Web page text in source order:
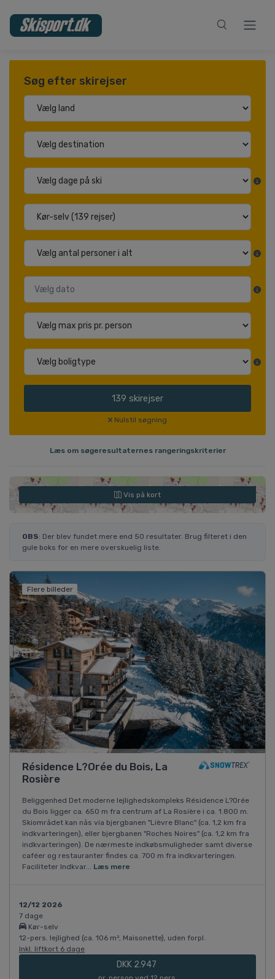
Søg efter skirejser
139 skirejser
Nulstil søgning
Læs om søgeresultaternes rangeringskriterier
Vis på kort
OBS: Der blev fundet mere end 50 resultater. Brug filteret i den
gule boks for en mere overskuelig liste.
Flere billeder
Résidence L?Orée du Bois, La
Rosière
Beliggenhed Det moderne lejlighedskompleks Résidence L?Orée
du Bois ligger ca. 650 m fra centrum af La Rosière i ca. 1.800 m.
Skiområdet kan nås via bjergbanen "Lièvre Blanc" (ca. 1,2 km fra
indkvarteringen), eller bjergbanen "Roches Noires" (ca. 1,2 km fra
indkvarteringen). De nærmeste indkøbsmuligheder samt diverse
caféer og restauranter findes ca. 700 m fra indkvarteringen.
Faciliteter Indkvar... Læs mere
12/12 2026
7 dage
Kør-selv
12-pers. lejlighed (ca. 106 m², Maisonette), uden forpl.
Inkl. liftkort 6 dage
DKK 2.947